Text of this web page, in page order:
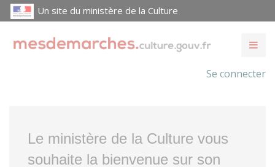
Un site du ministère de la Culture
Se connecter
Le ministère de la Culture vous
souhaite la bienvenue sur son